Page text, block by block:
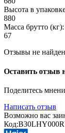
Высота в
880
Масса брутто (кг):
67
Отзывы не
Оставить отзыв
Поделитесь
Написать отзыв
Возможно вас
Код: